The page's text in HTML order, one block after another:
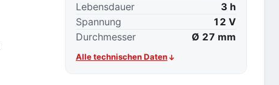
Lebensdauer
3 h
Spannung
12 V
Durchmesser
Ø 27 mm
Alle technischen Daten